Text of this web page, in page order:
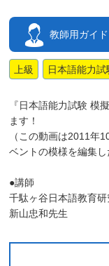
教師用ガイド
上級 日本語能力試
『日本語能力試験 模
ます！
（この動画は2011年
ベントの模様を編集し
●講師
千駄ヶ谷日本語教育研
新山忠和先生